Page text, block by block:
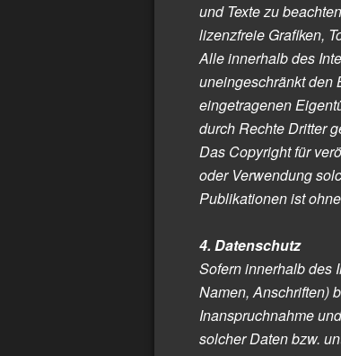
und Texte zu
lizenzfreie Grafiken,
Alle innerhalb des
uneingeschränkt den
eingetragenen
durch Rechte Dritter
Das Copyright für
oder Verwendung
Publikationen ist
4. Datenschutz
Sofern innerhalb des
Namen, Anschriften)
Inanspruchnahme
solcher Daten bzw.